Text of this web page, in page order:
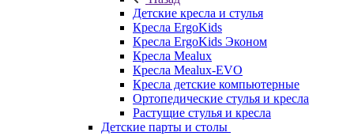
Детские кресла и стулья
Кресла ErgoKids
Кресла ErgoKids Эконом
Кресла Mealux
Кресла Mealux-EVO
Кресла детские компьютерные
Ортопедические стулья и кресла
Растущие стулья и кресла
Детские парты и столы